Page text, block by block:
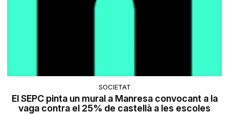
SOCIETAT
El SEPC pinta un mural a Manresa convocant a la
vaga contra el 25% de castellà a les escoles